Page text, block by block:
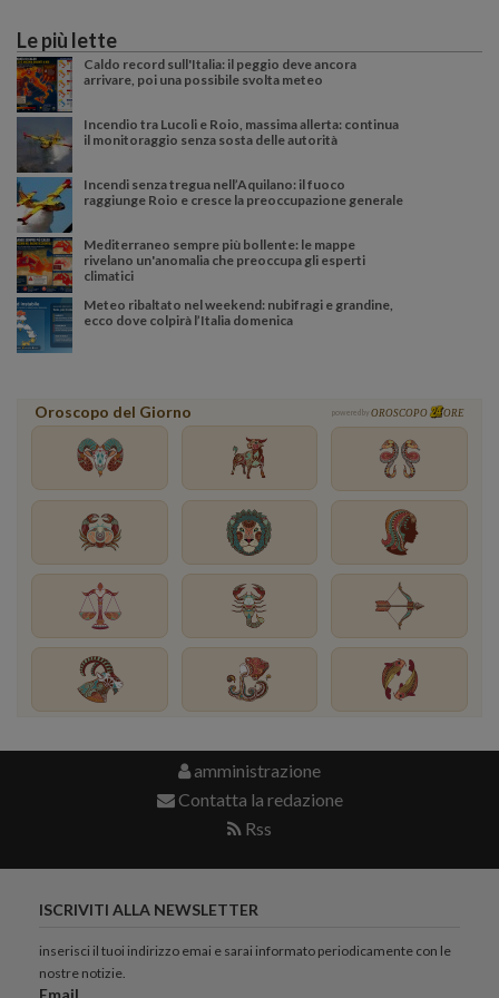
Le più lette
Caldo record sull'Italia: il peggio deve ancora
arrivare, poi una possibile svolta meteo
Incendio tra Lucoli e Roio, massima allerta: continua
il monitoraggio senza sosta delle autorità
Incendi senza tregua nell’Aquilano: il fuoco
raggiunge Roio e cresce la preoccupazione generale
Mediterraneo sempre più bollente: le mappe
rivelano un'anomalia che preoccupa gli esperti
climatici
Meteo ribaltato nel weekend: nubifragi e grandine,
ecco dove colpirà l’Italia domenica
Oroscopo del Giorno powered by OROSCOPO ORE
amministrazione
Contatta la redazione
Rss
ISCRIVITI ALLA NEWSLETTER
inserisci il tuoi indirizzo emai e sarai informato periodicamente con le
nostre notizie.
Email